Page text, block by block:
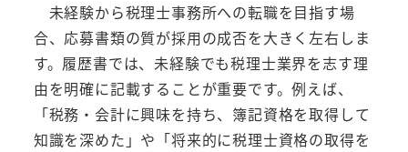
未経験から税理士事務所への転職を目指す場
合、応募書類の質が採用の成否を大きく左右しま
す。履歴書では、未経験でも税理士業界を志す理
由を明確に記載することが重要です。例えば、
「税務・会計に興味を持ち、簿記資格を取得して
知識を深めた」や「将来的に税理士資格の取得を